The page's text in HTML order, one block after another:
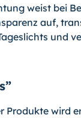
weist bei
auf,
und
Produkte wird